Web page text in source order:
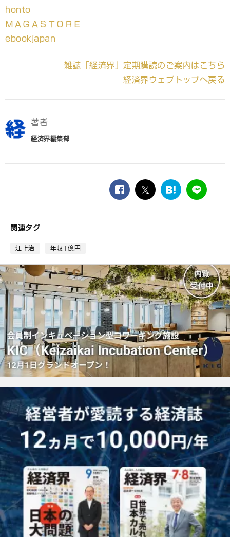
honto
ＭＡＧＡＳＴＯＲＥ
ebookjapan
雑誌「経済界」定期購読のご案内はこちら
経済界ウェブトップへ戻る
著者
経済界編集部
facebook
twitter
は
ー
ク
LINE
関連タグ
江上治 年収1億円